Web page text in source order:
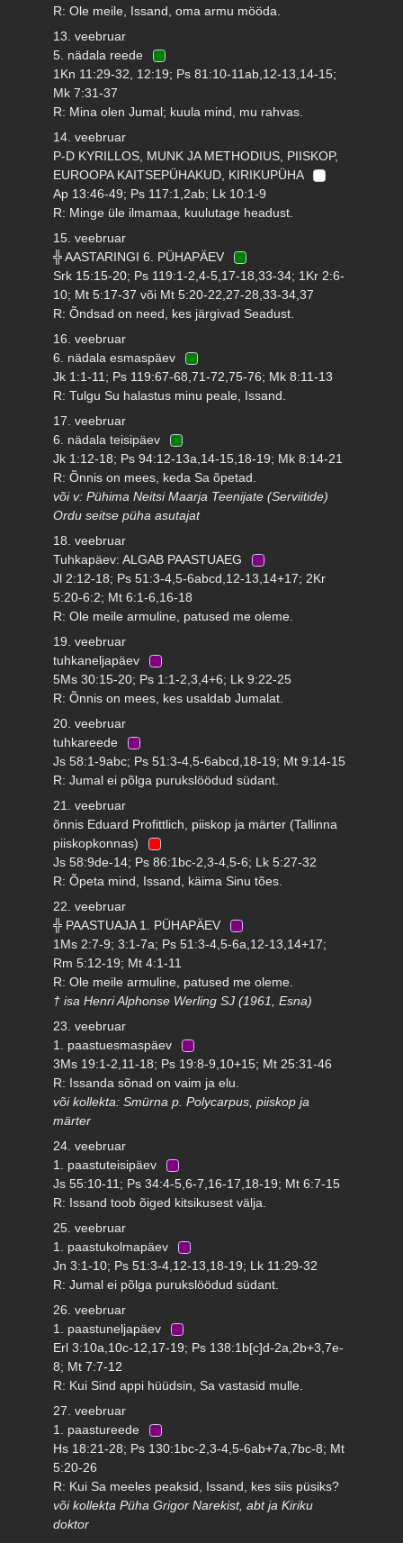
R: Ole meile, Issand, oma armu mööda.
13. veebruar
5. nädala reede
1Kn 11:29-32, 12:19; Ps 81:10-11ab,12-13,14-15;
Mk 7:31-37
R: Mina olen Jumal; kuula mind, mu rahvas.
14. veebruar
P-D KYRILLOS, MUNK JA METHODIUS, PIISKOP,
EUROOPA KAITSEPÜHAKUD, KIRIKUPÜHA
Ap 13:46-49; Ps 117:1,2ab; Lk 10:1-9
R: Minge üle ilmamaa, kuulutage headust.
15. veebruar
╬ AASTARINGI 6. PÜHAPÄEV
Srk 15:15-20; Ps 119:1-2,4-5,17-18,33-34; 1Kr 2:6-
10; Mt 5:17-37 või Mt 5:20-22,27-28,33-34,37
R: Õndsad on need, kes järgivad Seadust.
16. veebruar
6. nädala esmaspäev
Jk 1:1-11; Ps 119:67-68,71-72,75-76; Mk 8:11-13
R: Tulgu Su halastus minu peale, Issand.
17. veebruar
6. nädala teisipäev
Jk 1:12-18; Ps 94:12-13a,14-15,18-19; Mk 8:14-21
R: Õnnis on mees, keda Sa õpetad.
või v: Pühima Neitsi Maarja Teenijate (Serviitide)
Ordu seitse püha asutajat
18. veebruar
Tuhkapäev: ALGAB PAASTUAEG
Jl 2:12-18; Ps 51:3-4,5-6abcd,12-13,14+17; 2Kr
5:20-6:2; Mt 6:1-6,16-18
R: Ole meile armuline, patused me oleme.
19. veebruar
tuhkaneljapäev
5Ms 30:15-20; Ps 1:1-2,3,4+6; Lk 9:22-25
R: Õnnis on mees, kes usaldab Jumalat.
20. veebruar
tuhkareede
Js 58:1-9abc; Ps 51:3-4,5-6abcd,18-19; Mt 9:14-15
R: Jumal ei põlga purukslöödud südant.
21. veebruar
õnnis Eduard Profittlich, piiskop ja märter (Tallinna
piiskopkonnas)
Js 58:9de-14; Ps 86:1bc-2,3-4,5-6; Lk 5:27-32
R: Õpeta mind, Issand, käima Sinu tões.
22. veebruar
╬ PAASTUAJA 1. PÜHAPÄEV
1Ms 2:7-9; 3:1-7a; Ps 51:3-4,5-6a,12-13,14+17;
Rm 5:12-19; Mt 4:1-11
R: Ole meile armuline, patused me oleme.
† isa Henri Alphonse Werling SJ (1961, Esna)
23. veebruar
1. paastuesmaspäev
3Ms 19:1-2,11-18; Ps 19:8-9,10+15; Mt 25:31-46
R: Issanda sõnad on vaim ja elu.
või kollekta: Smürna p. Polycarpus, piiskop ja
märter
24. veebruar
1. paastuteisipäev
Js 55:10-11; Ps 34:4-5,6-7,16-17,18-19; Mt 6:7-15
R: Issand toob õiged kitsikusest välja.
25. veebruar
1. paastukolmapäev
Jn 3:1-10; Ps 51:3-4,12-13,18-19; Lk 11:29-32
R: Jumal ei põlga purukslöödud südant.
26. veebruar
1. paastuneljapäev
Erl 3:10a,10c-12,17-19; Ps 138:1b[c]d-2a,2b+3,7e-
8; Mt 7:7-12
R: Kui Sind appi hüüdsin, Sa vastasid mulle.
27. veebruar
1. paastureede
Hs 18:21-28; Ps 130:1bc-2,3-4,5-6ab+7a,7bc-8; Mt
5:20-26
R: Kui Sa meeles peaksid, Issand, kes siis püsiks?
või kollekta Püha Grigor Narekist, abt ja Kiriku
doktor